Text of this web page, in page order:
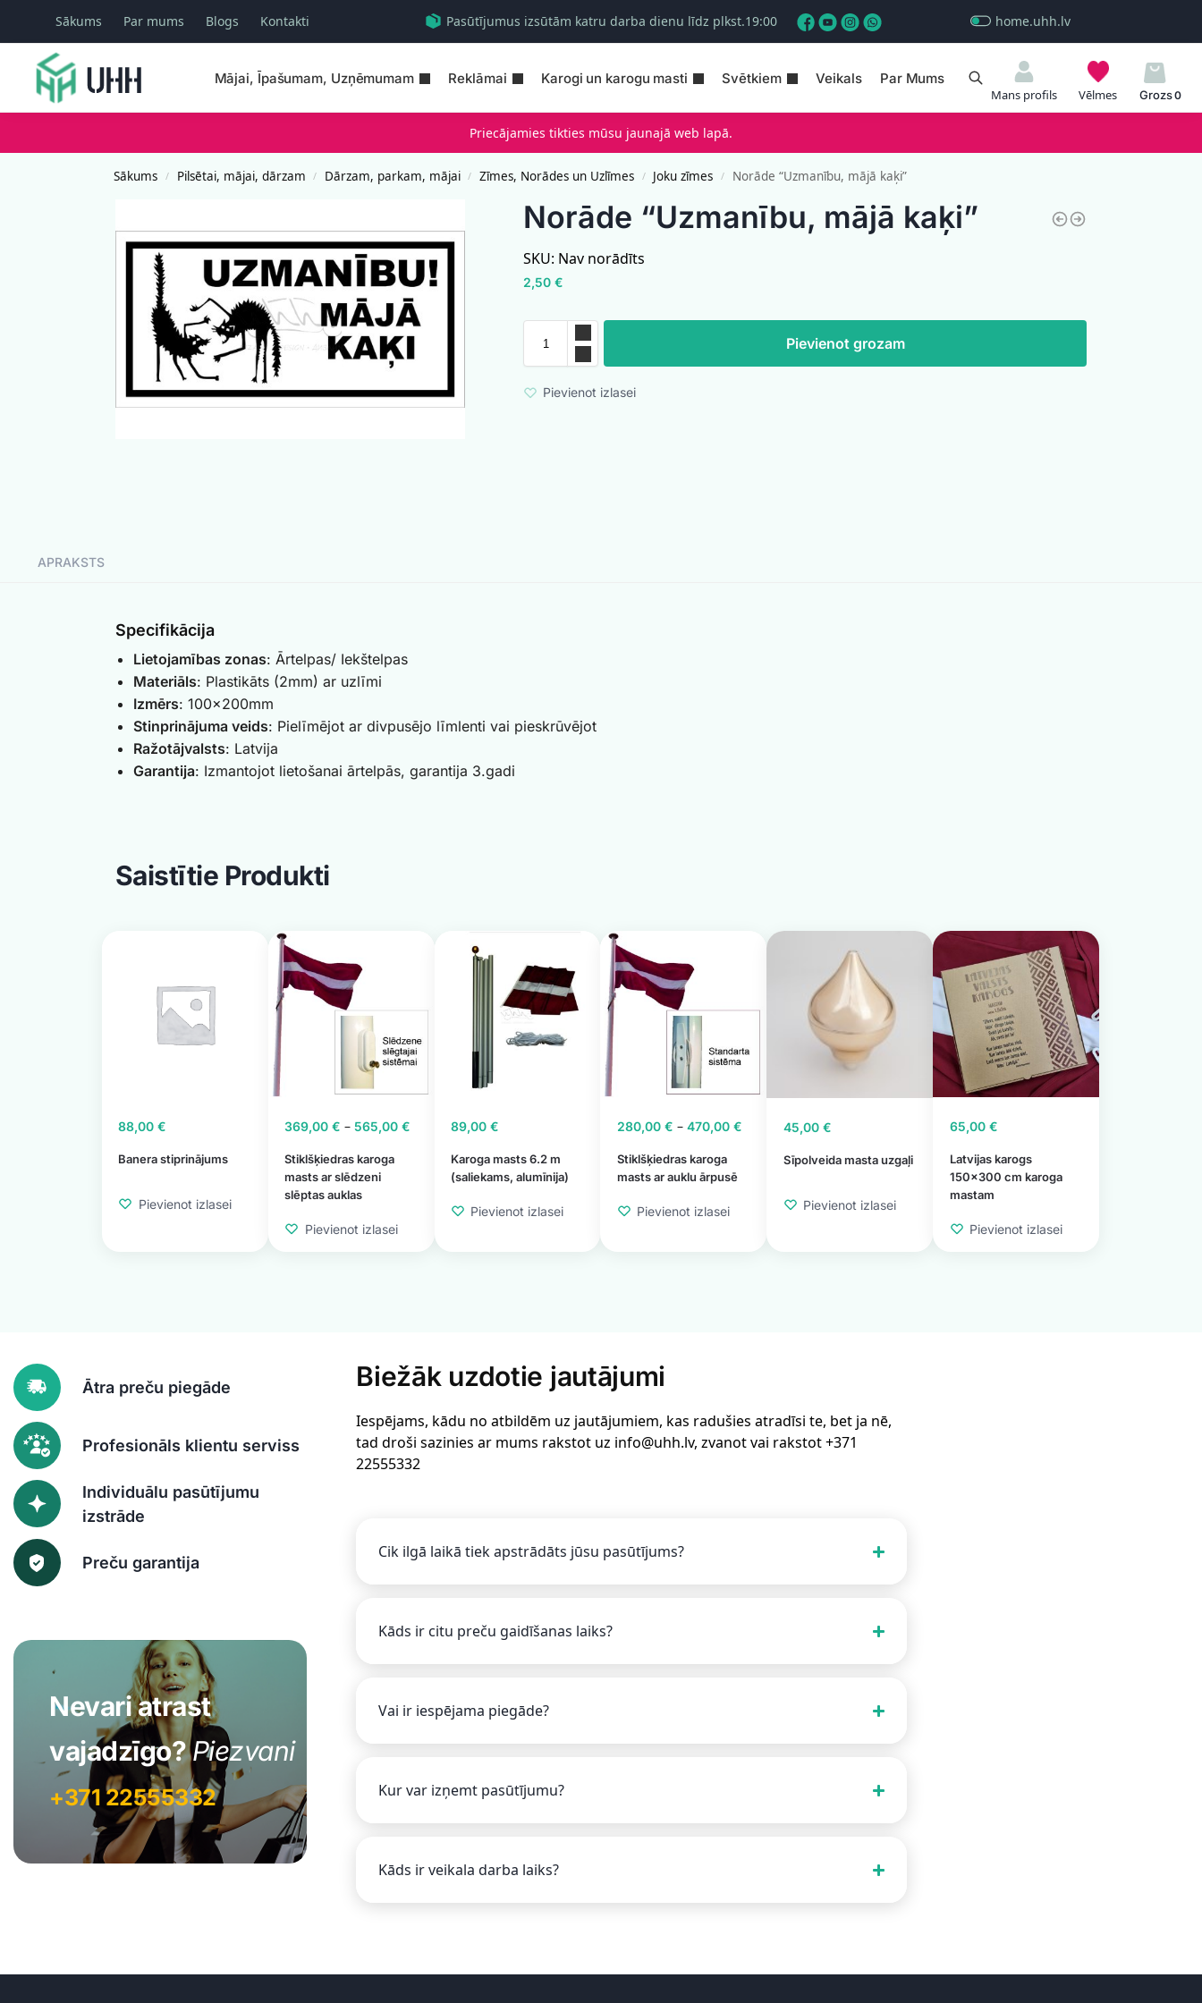
Sākums Par mums Blogs Kontakti Pasūtījumus izsūtām katru darba dienu līdz plkst.19:00 home.uhh.lv
Mājai, Īpašumam, Uzņēmumam Reklāmai Karogi un karogu masti Svētkiem Veikals Par Mums
Meklēšana
Mans profils Vēlmes 0
Priecājamies tikties mūsu jaunajā web lapā.
Sākums / Pilsētai, mājai, dārzam / Dārzam, parkam, mājai / Zīmes, Norādes un Uzlīmes / Joku zīmes / Norāde “Uzmanību, mājā kaķi”
Norāde “Uzmanību, mājā kaķi”
SKU: Nav norādīts
2,50€
Pievienot grozam
Pievienot izlasei
APRAKSTS
Specifikācija
Lietojamības zonas: Ārtelpas/ Iekštelpas
Materiāls: Plastikāts (2mm) ar uzlīmi
Izmērs: 100x200mm
Stinprinājuma veids: Pielīmējot ar divpusējo līmlenti vai pieskrūvējot
Ražotājvalsts: Latvija
Garantija: Izmantojot lietošanai ārtelpās, garantija 3.gadi
Saistītie Produkti
Banera stiprinājums
88,00€
Pievienot izlasei
Stiklšķiedras karoga
masts ar slēdzeni
slēptas auklas
369,00€ – 565,00€
Pievienot izlasei
Karoga masts 6.2 m
(saliekams, alumīnija)
89,00€
Pievienot izlasei
Stiklšķiedras karoga
masts ar auklu ārpusē
280,00 € – 470,00 €
Pievienot izlasei
Sīpolveida masta uzgaļi
45,00 €
Pievienot izlasei
Latvijas karogs
150×300 cm karoga
mastam
65,00 €
Pievienot izlasei
Ātra preču piegāde
Profesionāls klientu serviss
Individuālu pasūtījumu
izstrāde
Preču garantija
Nevari atrast
vajadzīgo?Piezvani
+371 22555332
Biežāk uzdotie jautājumi
Iespējams, kādu no atbildēm uz jautājumiem, kas radušies atradīsi te, bet ja nē,
tad droši sazinies ar mums rakstot uz info@uhh.lv, zvanot vai rakstot +371
22555332
Cik ilgā laikā tiek apstrādāts jūsu pasūtījums?
Kāds ir citu preču gaidīšanas laiks?
Vai ir iespējama piegāde?
Kur var izņemt pasūtījumu?
Kāds ir veikala darba laiks?